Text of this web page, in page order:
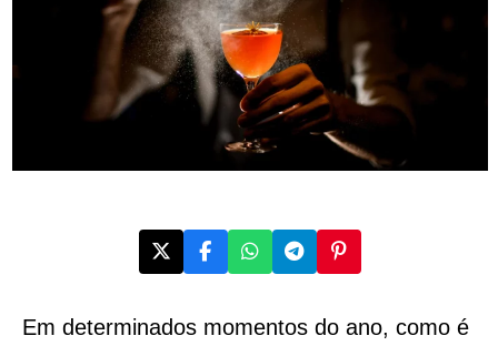
Em determinados momentos do ano, como é